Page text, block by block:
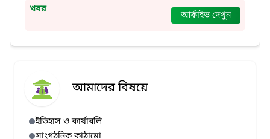
খবর আর্কাইভ দেখুন
আমাদের বিষয়ে
ইতিহাস ও কার্যাবলি
সাংগঠনিক কাঠামো